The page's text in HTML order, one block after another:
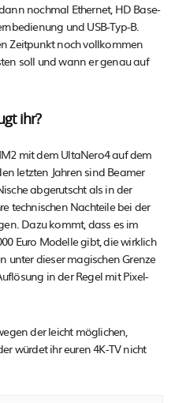
nochmal Ethernet, HD Base-
und USB-Typ-B.
Zeitpunkt noch vollkommen
soll und wann er genau auf
ihr?
mit dem UltaNero4 auf dem
letzten Jahren sind Beamer
abgerutscht als in der
technischen Nachteile bei der
Dazu kommt, dass es im
Euro Modelle gibt, die wirklich
unter dieser magischen Grenze
in der Regel mit Pixel-
der leicht möglichen,
würdet ihr euren 4K-TV nicht